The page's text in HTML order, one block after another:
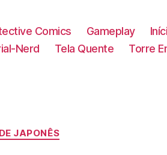
Comics Gameplay
Nerd Tela Quente Torre
JAPONÊS